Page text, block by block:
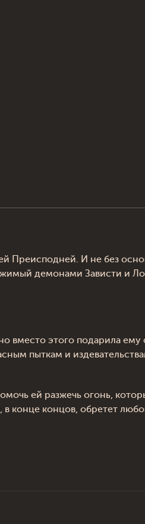
Преисподней. И не без
демонами Зависти и
вместо этого подарила
пыткам и
ей разжечь огонь,
в конце концов, обретет